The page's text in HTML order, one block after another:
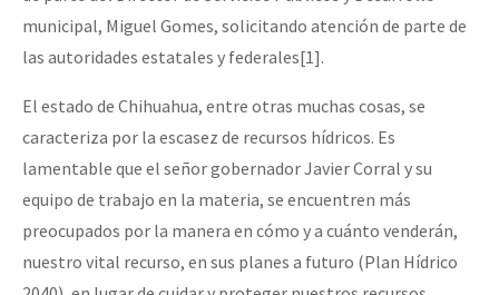
COVID-19
Contacto
municipal, Miguel Gomes, solicitando atención de parte de
las autoridades estatales y federales[1].
El estado de Chihuahua, entre otras muchas cosas, se
caracteriza por la escasez de recursos hídricos. Es
lamentable que el señor gobernador Javier Corral y su
equipo de trabajo en la materia, se encuentren más
preocupados por la manera en cómo y a cuánto venderán,
nuestro vital recurso, en sus planes a futuro (Plan Hídrico